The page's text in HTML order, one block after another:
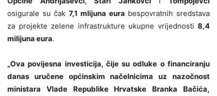
osigurale su čak7,1 mlijuna eura bespovratnih sredstava
za projekte zelene infrastrukture ukupne vrijednosti 8,4
milijuna eura.
„Ova povijesna investicija, čije su odluke o financiranju
danas uručene općinskim načelnicima uz nazočnost
ministara Vlade Republike Hrvatske Branka Bačića,